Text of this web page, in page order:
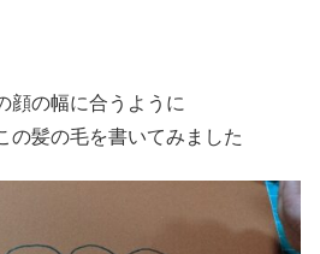
顔の幅に合うように
の髪の毛を書いてみました